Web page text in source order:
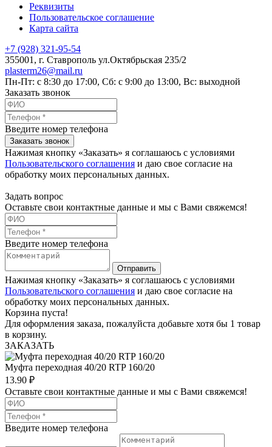
Реквизиты
Пользовательское соглашение
Карта сайта
+7 (928) 321-95-54
355001 , г. Ставрополь ул.Октябрьская 235/2
plasterm26@mail.ru
Пн-Пт: с 8:30 до 17:00, Сб: с 9:00 до 13:00, Вс: выходной
Заказать звонок
Введите номер телефона
Заказать звонок
Нажимая кнопку «Заказать» я соглашаюсь с условиями
Пользовательского соглашения и даю свое согласие на
обработку моих персональных данных.
Задать вопрос
Оставьте свои контактные данные и мы с Вами свяжемся!
Введите номер телефона
Отправить
Нажимая кнопку «Заказать» я соглашаюсь с условиями
Пользовательского соглашения и даю свое согласие на
обработку моих персональных данных.
Корзина пуста!
Для оформления заказа, пожалуйста добавьте хотя бы 1 товар
в корзину.
ЗАКАЗАТЬ
Муфта переходная 40/20 RTP 160/20
13.90 ₽
Оставьте свои контактные данные и мы с Вами свяжемся!
Введите номер телефона